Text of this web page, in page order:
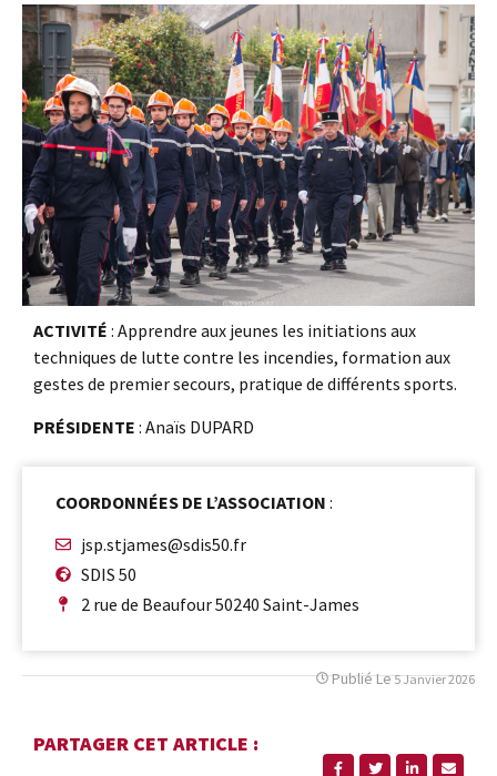
ACTIVITÉ : Apprendre aux jeunes les initiations aux
techniques de lutte contre les incendies, formation aux
gestes de premier secours, pratique de différents sports.
PRÉSIDENTE : Anaïs DUPARD
COORDONNÉES DE L’ASSOCIATION :
jsp.stjames@sdis50.fr
SDIS 50
2 rue de Beaufour 50240 Saint-James
Publié Le5 Janvier 2026
PARTAGER CET ARTICLE :